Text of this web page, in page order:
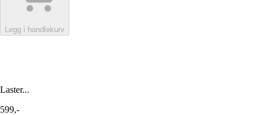
Legg i handlekurv
Laster...
599,-